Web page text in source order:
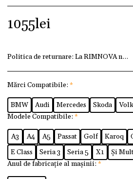
1055lei
Politica de returnare: La RIMNOVA
Mărci Compatibile: *
BMW Audi Mercedes Skoda
Modele Compatibile: *
A3 A4 A5 Passat Golf Karoq
E Class
Seria 3 Seria 5 X1
Și
Anul de fabricație al mașinii: *